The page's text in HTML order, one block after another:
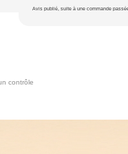
Avis publié, suite à une commande
contrôle